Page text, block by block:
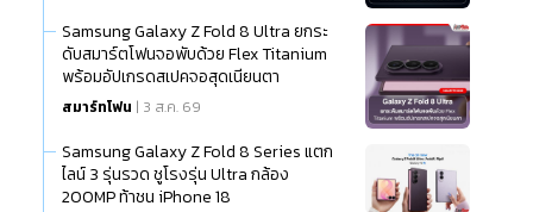
Samsung Galaxy Z Fold 8 Ultra ยกระ
ดับสมาร์ตโฟนจอพับด้วย Flex Titanium
พร้อมอัปเกรดสเปคจอสุดเนียนตา
สมาร์ทโฟน | 3 ส.ค. 69
Samsung Galaxy Z Fold 8 Series แตก
ไลน์ 3 รุ่นรวด ชูโรงรุ่น Ultra กล้อง
200MP ท้าชน iPhone 18